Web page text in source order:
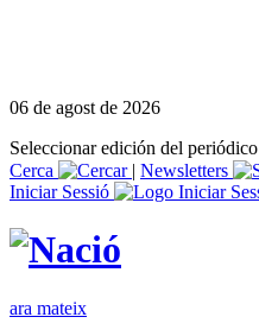
06 de agost de 2026
Seleccionar edición del periódico
Cerca
| Newsletters
Iniciar Sessió
ara mateix